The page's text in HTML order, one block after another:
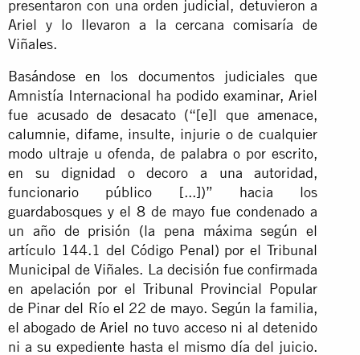
presentaron con una orden judicial, detuvieron a
Ariel y lo llevaron a la cercana comisaría de
Viñales.
Basándose en los documentos judiciales que
Amnistía Internacional ha podido examinar, Ariel
fue acusado de desacato (“[e]l que amenace,
calumnie, difame, insulte, injurie o de cualquier
modo ultraje u ofenda, de palabra o por escrito,
en su dignidad o decoro a una autoridad,
funcionario público [...])” hacia los
guardabosques y el 8 de mayo fue condenado a
un año de prisión (la pena máxima según el
artículo 144.1 del Código Penal) por el Tribunal
Municipal de Viñales. La decisión fue confirmada
en apelación por el Tribunal Provincial Popular
de Pinar del Río el 22 de mayo. Según la familia,
el abogado de Ariel no tuvo acceso ni al detenido
ni a su expediente hasta el mismo día del juicio.